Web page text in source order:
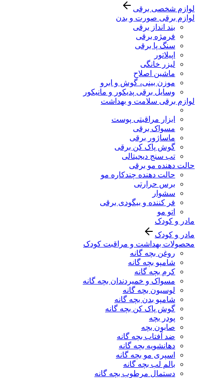
لوازم شخصی برقی
لوازم برقی صورت و بدن
بند انداز برقی
فرمژه برقی
سنگ پا برقی
اپیلاتور
لیزر خانگی
ماشین اصلاح
موزن بینی، گوش و ابرو
وسایل برقی پدیکور و مانیکور
لوازم برقی سلامت و بهداشت
ابزار مراقبتی پوست
مسواک برقی
ماساژور برقی
گوش پاک کن برقی
تب سنج دیجیتالی
حالت دهنده مو برقی
حالت دهنده چندکاره مو
برس حرارتی
سشوار
فر کننده و بیگودی برقی
اتو مو
مادر و کودک
مادر و کودک
محصولات بهداشت و مراقبت کودک
روغن بچه گانه
شامپو بچه گانه
کرم بچه گانه
مسواک و خمیردندان بچه گانه
لوسیون بچه گانه
شامپو بدن بچه گانه
گوش پاک کن بچه گانه
پودر بچه
صابون بچه
ضد آفتاب بچه گانه
دهانشویه بچه گانه
اسپری مو بچه گانه
بالم لب بچه گانه
دستمال مرطوب بچه گانه